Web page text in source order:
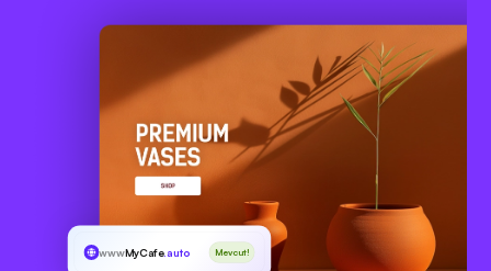
wwwMyCafe.auto Mevcut!